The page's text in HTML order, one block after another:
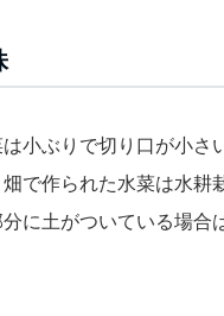
小ぶりで切り口が小さ
畑で作られた水菜は水耕
に土がついている場合